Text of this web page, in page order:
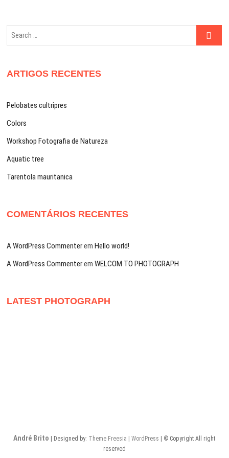
Search
ARTIGOS RECENTES
Pelobates cultripres
Colors
Workshop Fotografia de Natureza
Aquatic tree
Tarentola mauritanica
COMENTÁRIOS RECENTES
A WordPress CommenteremHello world!
A WordPress CommenteremWELCOM TO PHOTOGRAPH
LATEST PHOTOGRAPH
André Brito | Designed by: Theme Freesia |WordPress
| © Copyright All right
reserved